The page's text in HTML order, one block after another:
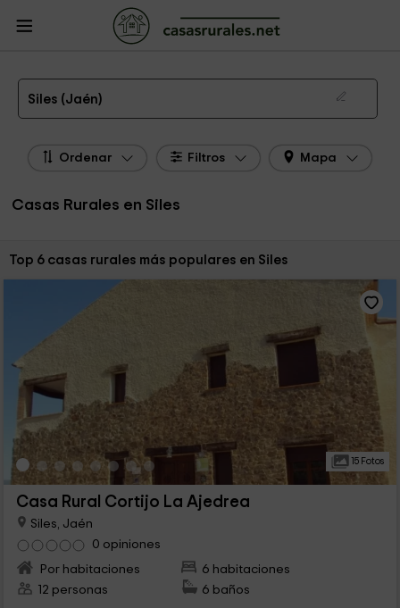
Casas Rurales
Jaén
Casas Rurales Siles
Las 6 mejores casas rurales en Siles de 2026
Siles (Jaén)
Ordenar Filtros Mapa
Casas Rurales en Siles
Ordenar por:
Top 6 casas rurales más populares en Siles
15 Fotos
Casa Rural Cortijo La Ajedrea
Siles, Jaén
0 opiniones
Por habitaciones
6 habitaciones
12 personas
6 baños